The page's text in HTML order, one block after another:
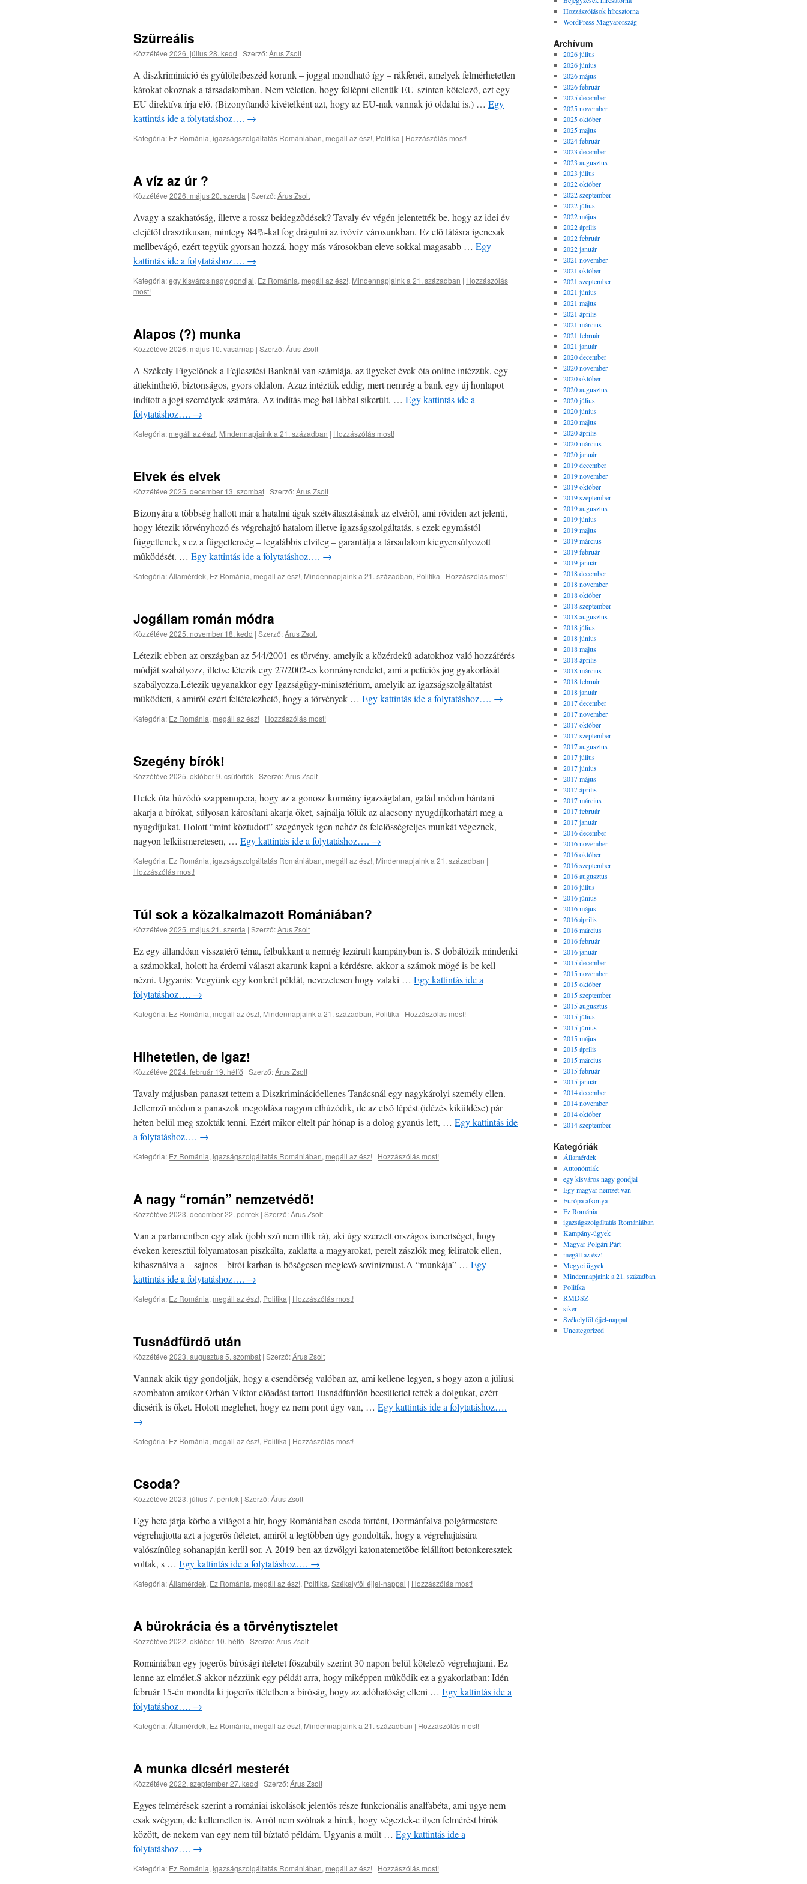
Szürreális
Közzétéve 2026. július 28. kedd | Szerző:Árus Zsolt
A diszkrimináció és gyûlöletbeszéd korunk – joggal mondható így – rákfenéi, amelyek felmérhetetlen
károkat okoznak a társadalomban. Nem véletlen, hogy fellépni ellenük EU-szinten kötelezõ, ezt egy
EU direktíva írja elõ. (Bizonyítandó kivételként azt, hogy az EU-nak vannak jó oldalai is.) … Egy
kattintás ide a folytatáshoz…. →
Kategória: Ez Románia, igazságszolgáltatás Romániában, megáll az ész!, Politika | Hozzászólás most!
A víz az úr ?
Közzétéve 2026. május 20. szerda | Szerző:Árus Zsolt
Avagy a szakhatóság, illetve a rossz beidegzõdések? Tavaly év végén jelentették be, hogy az idei év
elejétõl drasztikusan, mintegy 84%-kal fog drágulni az ivóvíz városunkban. Ez elõ látásra igencsak
mellbevágó, ezért tegyük gyorsan hozzá, hogy más városokban eleve sokkal magasabb … Egy
kattintás ide a folytatáshoz…. →
Kategória:egy kisváros nagy gondjai, Ez Románia, megáll az ész!, Mindennapjaink a 21. században | Hozzászólás
most!
Alapos (?) munka
Közzétéve 2026. május 10. vasárnap | Szerző:Árus Zsolt
A Székely Figyelõnek a Fejlesztési Banknál van számlája, az ügyeket évek óta online intézzük, egy
áttekinthetõ, biztonságos, gyors oldalon. Azaz intéztük eddig, mert nemrég a bank egy új honlapot
indított a jogi személyek számára. Az indítás meg bal lábbal sikerült, … Egy kattintás ide a
folytatáshoz…. →
Kategória: megáll az ész!, Mindennapjaink a 21. században | Hozzászólás most!
Elvek és elvek
Közzétéve 2025. december 13. szombat | Szerző:Árus Zsolt
Bizonyára a többség hallott már a hatalmi ágak szétválasztásának az elvérõl, ami röviden azt jelenti,
hogy létezik törvényhozó és végrehajtó hatalom illetve igazságszolgáltatás, s ezek egymástól
függetlenek, s ez a függetlenség – legalábbis elvileg – garantálja a társadalom kiegyensúlyozott
mûködését. … Egy kattintás ide a folytatáshoz…. →
Kategória:Államérdek, Ez Románia, megáll az ész!, Mindennapjaink a 21. században, Politika | Hozzászólás most!
Jogállam román módra
Közzétéve 2025. november 18. kedd | Szerző:Árus Zsolt
Létezik ebben az országban az 544/2001-es törvény, amelyik a közérdekû adatokhoz való hozzáférés
módját szabályozz, illetve létezik egy 27/2002-es kormányrendelet, ami a petíciós jog gyakorlását
szabályozza.Létezik ugyanakkor egy Igazságügy-minisztérium, amelyik az igazságszolgáltatást
mûködteti, s amirõl ezért feltételezhetõ, hogy a törvények … Egy kattintás ide a folytatáshoz…. →
Kategória: Ez Románia, megáll az ész! | Hozzászólás most!
Szegény bírók!
Közzétéve 2025. október 9. csütörtök | Szerző:Árus Zsolt
Hetek óta húzódó szappanopera, hogy az a gonosz kormány igazságtalan, galád módon bántani
akarja a bírókat, súlyosan károsítani akarja õket, sajnálja tõlük az alacsony nyugdíjkorhatárt meg a
nyugdíjukat. Holott “mint köztudott” szegények igen nehéz és felelõsségteljes munkát végeznek,
nagyon lelkiismeretesen, … Egy kattintás ide a folytatáshoz…. →
Kategória: Ez Románia, igazságszolgáltatás Romániában, megáll az ész!, Mindennapjaink a 21. században |
Hozzászólás most!
Túl sok a közalkalmazott Romániában?
Közzétéve 2025. május 21. szerda | Szerző:Árus Zsolt
Ez egy állandóan visszatérõ téma, felbukkant a nemrég lezárult kampányban is. S dobálózik mindenki
a számokkal, holott ha érdemi választ akarunk kapni a kérdésre, akkor a számok mögé is be kell
nézni. Ugyanis: Vegyünk egy konkrét példát, nevezetesen hogy valaki … Egy kattintás ide a
folytatáshoz…. →
Kategória: Ez Románia, megáll az ész!, Mindennapjaink a 21. században, Politika | Hozzászólás most!
Hihetetlen, de igaz!
Közzétéve 2024. február 19. hétfő | Szerző:Árus Zsolt
Tavaly májusban panaszt tettem a Diszkriminációellenes Tanácsnál egy nagykárolyi személy ellen.
Jellemzõ módon a panaszok megoldása nagyon elhúzódik, de az elsõ lépést (idézés kiküldése) pár
héten belül meg szokták tenni. Ezért mikor eltelt pár hónap is a dolog gyanús lett, … Egy kattintás ide
a folytatáshoz…. →
Kategória: Ez Románia, igazságszolgáltatás Romániában, megáll az ész! | Hozzászólás most!
A nagy “román” nemzetvédõ!
Közzétéve 2023. december 22. péntek | Szerző:Árus Zsolt
Van a parlamentben egy alak (jobb szó nem illik rá), aki úgy szerzett országos ismertséget, hogy
éveken keresztül folyamatosan piszkálta, zaklatta a magyarokat, perelt zászlók meg feliratok ellen,
kihasználva a – sajnos – bírói karban is bõségesen meglevõ sovinizmust.A “munkája” … Egy
kattintás ide a folytatáshoz…. →
Kategória: Ez Románia, megáll az ész!, Politika | Hozzászólás most!
Tusnádfürdõ után
Közzétéve 2023. augusztus 5. szombat | Szerző:Árus Zsolt
Vannak akik úgy gondolják, hogy a csendõrség valóban az, ami kellene legyen, s hogy azon a júliusi
szombaton amikor Orbán Viktor elõadást tartott Tusnádfürdõn becsülettel tették a dolgukat, ezért
dicsérik is õket. Holott meglehet, hogy ez nem pont úgy van, … Egy kattintás ide a folytatáshoz….
→
Kategória: Ez Románia, megáll az ész!, Politika | Hozzászólás most!
Csoda?
Közzétéve 2023. július 7. péntek | Szerző:Árus Zsolt
Egy hete járja körbe a világot a hír, hogy Romániában csoda történt, Dormánfalva polgármestere
végrehajtotta azt a jogerõs ítéletet, amirõl a legtöbben úgy gondolták, hogy a végrehajtására
valószínûleg sohanapján kerül sor. A 2019-ben az úzvölgyi katonatemetõbe felállított betonkeresztek
voltak, s … Egy kattintás ide a folytatáshoz…. →
Kategória:Államérdek, Ez Románia, megáll az ész!, Politika, Székelyföl éjjel-nappal | Hozzászólás most!
A bürokrácia és a törvénytisztelet
Közzétéve 2022. október 10. hétfő | Szerző:Árus Zsolt
Romániában egy jogerõs bírósági ítéletet fõszabály szerint 30 napon belül kötelezõ végrehajtani. Ez
lenne az elmélet.S akkor nézzünk egy példát arra, hogy miképpen mûködik ez a gyakorlatban: Idén
február 15-én mondta ki jogerõs ítéletben a bíróság, hogy az adóhatóság elleni … Egy kattintás ide a
folytatáshoz…. →
Kategória:Államérdek, Ez Románia, megáll az ész!, Mindennapjaink a 21. században | Hozzászólás most!
A munka dicséri mesterét
Közzétéve 2022. szeptember 27. kedd | Szerző:Árus Zsolt
Egyes felmérések szerint a romániai iskolások jelentõs része funkcionális analfabéta, ami ugye nem
csak szégyen, de kellemetlen is. Arról nem szólnak a hírek, hogy végeztek-e ilyen felmérést bírók
között, de nekem van egy nem túl bíztató példám. Ugyanis a múlt … Egy kattintás ide a
folytatáshoz…. →
Kategória: Ez Románia, igazságszolgáltatás Romániában, megáll az ész! | Hozzászólás most!
Hozzászólások hírcsatorna
WordPress Magyarország
Archívum
2026 július
2026 június
2026 május
2026 február
2025 december
2025 november
2025 október
2025 május
2024 február
2023 december
2023 augusztus
2023 július
2022 október
2022 szeptember
2022 július
2022 május
2022 április
2022 február
2022 január
2021 november
2021 október
2021 szeptember
2021 június
2021 május
2021 április
2021 március
2021 február
2021 január
2020 december
2020 november
2020 október
2020 augusztus
2020 július
2020 június
2020 május
2020 április
2020 március
2020 január
2019 december
2019 november
2019 október
2019 szeptember
2019 augusztus
2019 június
2019 május
2019 március
2019 február
2019 január
2018 december
2018 november
2018 október
2018 szeptember
2018 augusztus
2018 július
2018 június
2018 május
2018 április
2018 március
2018 február
2018 január
2017 december
2017 november
2017 október
2017 szeptember
2017 augusztus
2017 július
2017 június
2017 május
2017 április
2017 március
2017 február
2017 január
2016 december
2016 november
2016 október
2016 szeptember
2016 augusztus
2016 július
2016 június
2016 május
2016 április
2016 március
2016 február
2016 január
2015 december
2015 november
2015 október
2015 szeptember
2015 augusztus
2015 július
2015 június
2015 május
2015 április
2015 március
2015 február
2015 január
2014 december
2014 november
2014 október
2014 szeptember
Kategóriák
Államérdek
Autonómiák
egy kisváros nagy gondjai
Egy magyar nemzet van
Európa alkonya
Ez Románia
igazságszolgáltatás Romániában
Kampány-ügyek
Magyar Polgári Párt
megáll az ész!
Megyei ügyek
Mindennapjaink a 21. században
Politika
RMDSZ
siker
Székelyföl éjjel-nappal
Uncategorized